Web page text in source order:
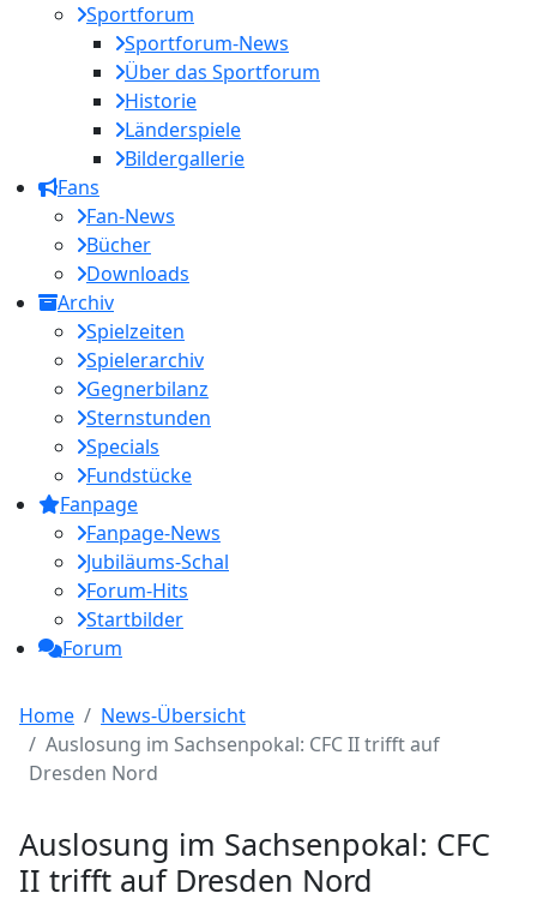
Sportforum
Sportforum-News
Über das Sportforum
Historie
Länderspiele
Bildergallerie
Fans
Fan-News
Bücher
Downloads
Archiv
Spielzeiten
Spielerarchiv
Gegnerbilanz
Sternstunden
Specials
Fundstücke
Fanpage
Fanpage-News
Jubiläums-Schal
Forum-Hits
Startbilder
Forum
Home
News-Übersicht
Auslosung im Sachsenpokal: CFC II trifft auf
Dresden Nord
Auslosung im Sachsenpokal: CFC
II trifft auf Dresden Nord